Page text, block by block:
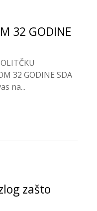
32 GODINE
32 GODINE SDA
na...
zašto